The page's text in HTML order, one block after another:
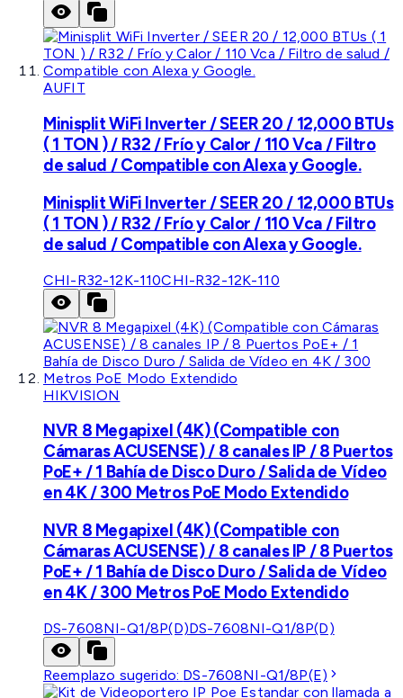
AUFIT
Minisplit WiFi Inverter / SEER 20 / 12,000 BTUs
( 1 TON ) / R32 / Frío y Calor / 110 Vca / Filtro
de salud / Compatible con Alexa y Google.
Minisplit WiFi Inverter / SEER 20 / 12,000 BTUs
( 1 TON ) / R32 / Frío y Calor / 110 Vca / Filtro
de salud / Compatible con Alexa y Google.
CHI-R32-12K-110CHI-R32-12K-110
HIKVISION
NVR 8 Megapixel (4K) (Compatible con
Cámaras ACUSENSE) / 8 canales IP / 8 Puertos
PoE+ / 1 Bahía de Disco Duro / Salida de Vídeo
en 4K / 300 Metros PoE Modo Extendido
NVR 8 Megapixel (4K) (Compatible con
Cámaras ACUSENSE) / 8 canales IP / 8 Puertos
PoE+ / 1 Bahía de Disco Duro / Salida de Vídeo
en 4K / 300 Metros PoE Modo Extendido
DS-7608NI-Q1/8P(D)DS-7608NI-Q1/8P(D)
Reemplazo sugerido: DS-7608NI-Q1/8P(E)